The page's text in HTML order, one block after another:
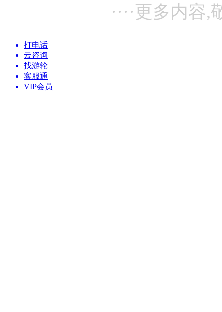
····更多内容,
打电话
云咨询
找游轮
客服通
VIP会员